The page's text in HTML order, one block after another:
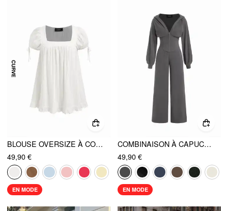
BLOUSE OVERSIZE À COL CARRÉ, VOLANTS ET NŒUD, COTON MÉLANGÉ CURVE & PLUS
49,90 €
EN MODE
COMBINAISON À CAPUCHE EN JERSEY AVEC ZIP ET TAILLE CINTRÉE
49,90 €
EN MODE